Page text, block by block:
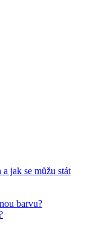
jak se můžu stát
barvu?